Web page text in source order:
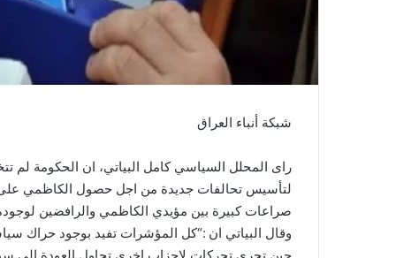
شبكة أنباء العراق
راى المحلل السياسي كامل البياتي، ان الحكومة لم
لتأسيس تحالفات جديدة من اجل حصول الكاظمي على
صراعات كبيرة بين مؤيدي الكاظمي والرافضين
وقال البياتي ان :“كل المؤشرات تفيد بوجود حراك
حين تجري تحركات لاحزاب اخرى تحاول العودة الى